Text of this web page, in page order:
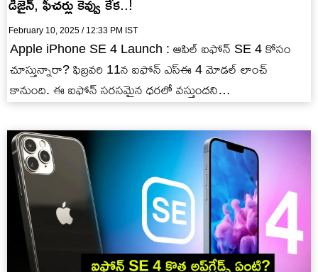
డిజైన్, ఫీచర్లు కెవ్వు కేక..!
February 10, 2025 / 12:33 PM IST
Apple iPhone SE 4 Launch : ఆపిల్ ఐఫోన్ SE 4 కోసం
చూస్తున్నారా? ఫిబ్రవరి 11న ఐఫోన్ ఎస్ఈ 4 మోడల్ లాంచ్
కానుంది. ఈ ఐఫోన్ సరసమైన ధరలో వస్తుందని…